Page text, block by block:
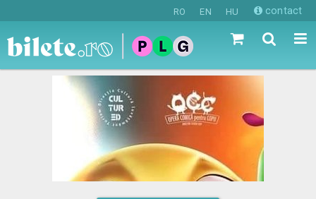
RO EN HU contact